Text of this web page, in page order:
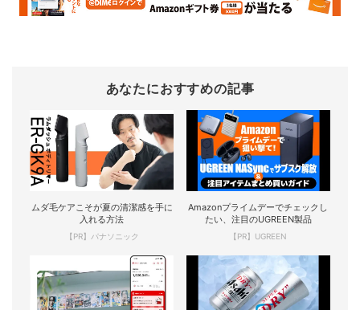
あなたにおすすめの記事
ムダ毛ケアこそが夏の清潔感を手に
入れる方法
【PR】パナソニック
Amazonプライムデーでチェックし
たい、注目のUGREEN製品
【PR】UGREEN